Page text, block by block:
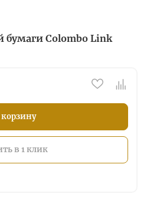
бумаги Colombo Link
в 1 клик